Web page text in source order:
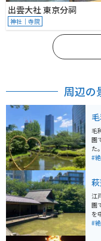
出雲大社 東京分祠
神社｜寺院
周辺の
毛
園
た
に
に
観
雰囲気
融
ッ
#
江
園
を
ウ
#